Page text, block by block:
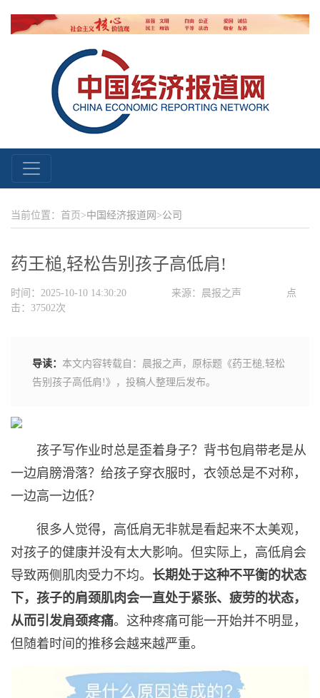
当前位置：首页>中国经济报道网 >公司
药王槌,轻松告别孩子高低肩!
时间：2025-10-10 14:30:20 来源：晨报之声
点
击：37502次
导读： 本文内容转载自：晨报之声，原标题《药王槌,轻松
告别孩子高低肩!》，投稿人整理后发布。
孩子写作业时总是歪着身子？背书包肩带老是从
一边肩膀滑落？给孩子穿衣服时，衣领总是不对称，
一边高一边低？
很多人觉得，高低肩无非就是看起来不太美观，
对孩子的健康并没有太大影响。但实际上，高低肩会
导致两侧肌肉受力不均。 长期处于这种不平衡的状态
下，孩子的肩颈肌肉会一直处于紧张、疲劳的状态，
从而引发肩颈疼痛。这种疼痛可能一开始并不明显，
但随着时间的推移会越来越严重。